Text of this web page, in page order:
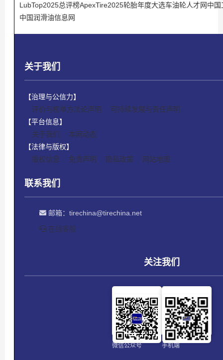
LubTop2025总评榜ApexTire2025轮胎年度大选车油轮人才网中国
中国润滑油信息网
关于我们
【治理与公信力】
评价与榜单方法论声明
可持续发展与责任声明
【平台信息】
关于我们
本网动态
【法律与版权】
版权信息
免责声明 隐私政策 网站地图
联系我们
邮箱： tirechina@tirechina.net
在线客服
关注我们
微信公众号 手机端